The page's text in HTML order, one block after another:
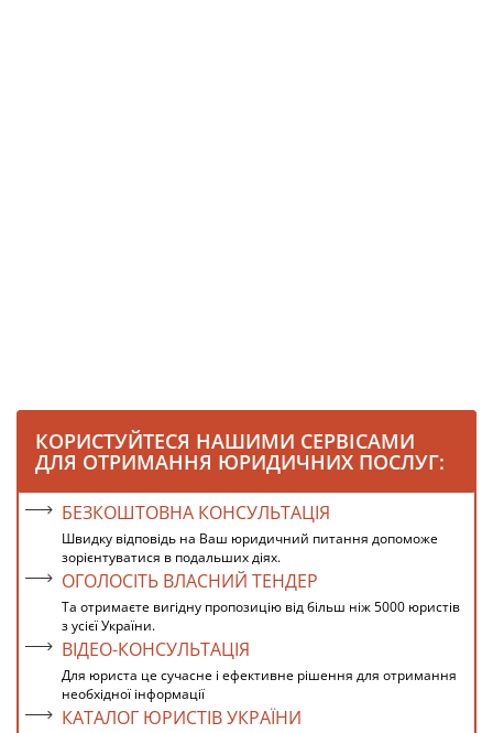
КОРИСТУЙТЕСЯ НАШИМИ СЕРВІСАМИ
ДЛЯ ОТРИМАННЯ ЮРИДИЧНИХ ПОСЛУГ:
БЕЗКОШТОВНА КОНСУЛЬТАЦІЯ
Швидку відповідь на Ваш юридичний питання допоможе
зорієнтуватися в подальших діях.
ОГОЛОСІТЬ ВЛАСНИЙ ТЕНДЕР
Та отримаєте вигідну пропозицію від більш ніж 5000 юристів
з усієї України.
ВІДЕО-КОНСУЛЬТАЦІЯ
Для юриста це сучасне і ефективне рішення для отримання
необхідної інформації
КАТАЛОГ ЮРИСТІВ УКРАЇНИ